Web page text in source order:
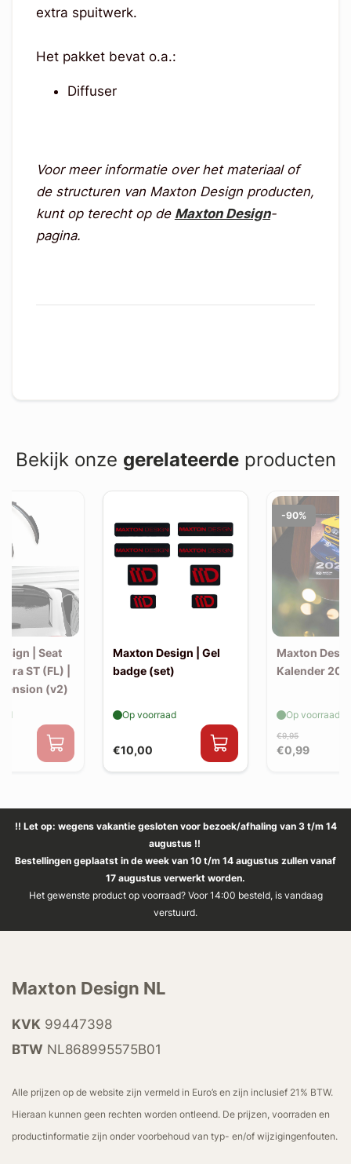
extra spuitwerk.
Het pakket bevat o.a.:
Diffuser
Voor meer informatie over het materiaal of
de structuren van Maxton Design producten,
kunt op terecht op de Maxton Design-
pagina.
Bekijk onze gerelateerdeproducten
| Seat
ST (FL) |
(v2)
Maxton Design | Gel
badge (set)
€10,00
Op voorraad
-90%
Maxton
Kalender
€9,95
€0,99
Op voorraad
!! Let op: wegens vakantie gesloten voor bezoek/afhaling van 3 t/m 14
augustus !!
Bestellingen geplaatst in de week van 10 t/m 14 augustus zullen vanaf
17 augustus verwerkt worden.
Het gewenste product op voorraad? Voor 14:00 besteld, is vandaag
verstuurd.
Maxton Design NL
KVK 99447398
BTW NL868995575B01
Alle prijzen op de website zijn vermeld in Euro’s en zijn inclusief 21% BTW.
Hieraan kunnen geen rechten worden ontleend. De prijzen, voorraden en
productinformatie zijn onder voorbehoud van typ- en/of wijzigingenfouten.